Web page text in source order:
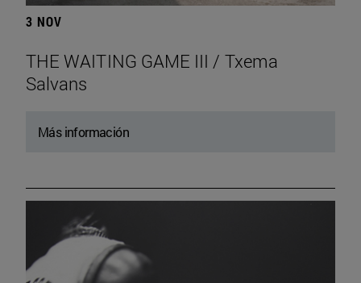
3 NOV
THE WAITING GAME III / Txema
Salvans
Más información